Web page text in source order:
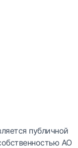
публичной
АО